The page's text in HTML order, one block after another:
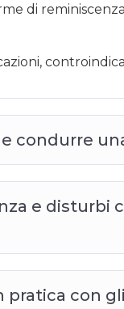
di reminiscenza
condurre
e
pratica con